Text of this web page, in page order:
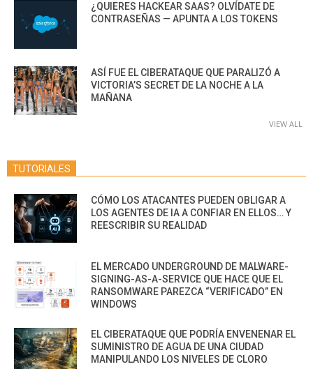
¿QUIERES HACKEAR SAAS? OLVÍDATE DE
CONTRASEÑAS — APUNTA A LOS TOKENS
ASÍ FUE EL CIBERATAQUE QUE PARALIZÓ A
VICTORIA’S SECRET DE LA NOCHE A LA
MAÑANA
VIEW ALL
TUTORIALES
CÓMO LOS ATACANTES PUEDEN OBLIGAR A
LOS AGENTES DE IA A CONFIAR EN ELLOS… Y
REESCRIBIR SU REALIDAD
EL MERCADO UNDERGROUND DE MALWARE-
SIGNING-AS-A-SERVICE QUE HACE QUE EL
RANSOMWARE PAREZCA “VERIFICADO” EN
WINDOWS
EL CIBERATAQUE QUE PODRÍA ENVENENAR EL
SUMINISTRO DE AGUA DE UNA CIUDAD
MANIPULANDO LOS NIVELES DE CLORO